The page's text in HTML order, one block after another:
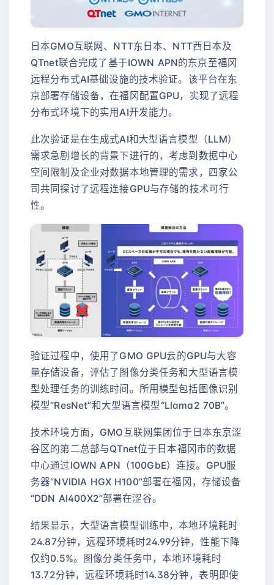
日本GMO互联网、NTT东日本、NTT西日本及
QTnet联合完成了基于IOWN APN的东京至福冈
远程分布式AI基础设施的技术验证。该平台在东
京部署存储设备，在福冈配置GPU，实现了远程
分布式环境下的实用AI开发能力。
此次验证是在生成式AI和大型语言模型（LLM）
需求急剧增长的背景下进行的，考虑到数据中心
空间限制及企业对数据本地管理的需求，四家公
司共同探讨了远程连接GPU与存储的技术可行
性。
验证过程中，使用了GMO GPU云的GPU与大容
量存储设备，评估了图像分类任务和大型语言模
型处理任务的训练时间。所用模型包括图像识别
模型“ResNet”和大型语言模型“Llama2 70B”。
技术环境方面，GMO互联网集团位于日本东京涩
谷区的第二总部与QTnet位于日本福冈市的数据
中心通过IOWN APN（100GbE）连接。GPU服
务器“NVIDIA HGX H100”部署在福冈，存储设备
“DDN AI400X2”部署在涩谷。
结果显示，大型语言模型训练中，本地环境耗时
24.87分钟，远程环境耗时24.99分钟，性能下降
仅约0.5%。图像分类任务中，本地环境耗时
13.72分钟，远程环境耗时14.38分钟，表明即使